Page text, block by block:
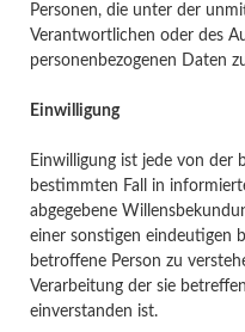
Personen, die unter der
Verantwortlichen oder des
personenbezogenen Daten
Einwilligung
Einwilligung ist jede von der
bestimmten Fall in
abgegebene
einer sonstigen eindeutigen
betroffene Person zu
Verarbeitung der sie
einverstanden ist.